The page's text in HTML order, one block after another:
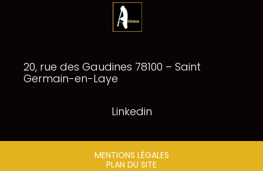
Principale
20, rue des Gaudines 78100 – Saint
Germain-en-Laye
Linkedin
MENTIONS LÉGALES
PLAN DU SITE